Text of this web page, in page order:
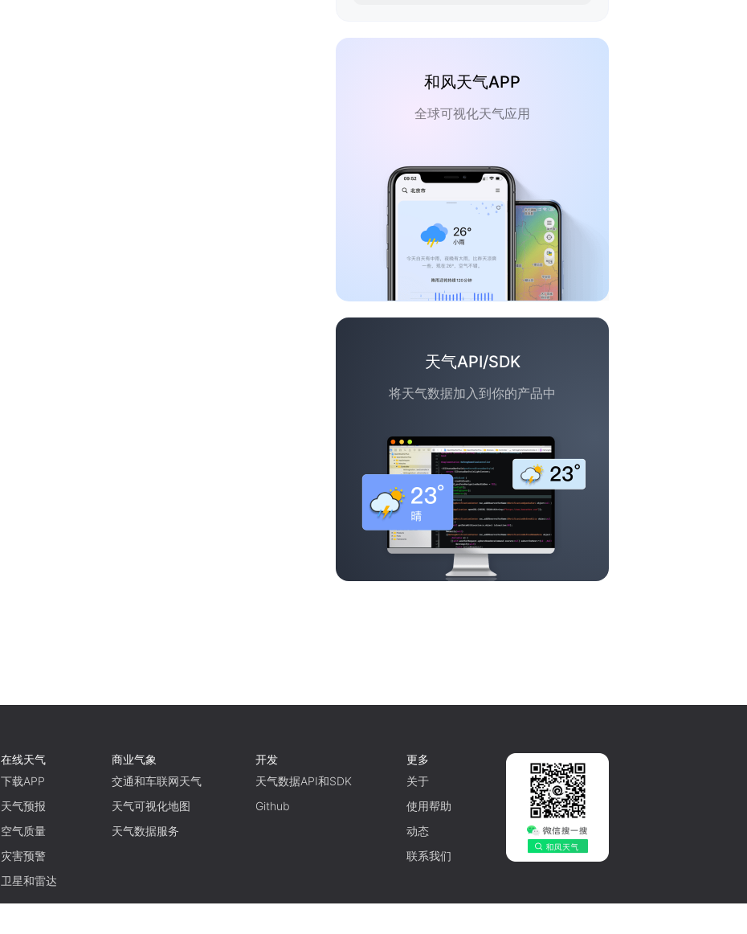
和风天气APP
全球可视化天气应用
天气API/SDK
将天气数据加入到你的产品中
在线天气
下载APP
天气预报
空气质量
灾害预警
卫星和雷达
商业气象
交通和车联网天气
天气可视化地图
天气数据服务
开发
天气数据API和SDK
Github
更多
关于
使用帮助
动态
联系我们